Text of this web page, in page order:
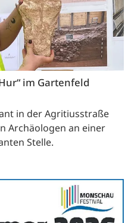
im Gartenfeld
in der Agritiusstraße
Archäologen an einer
Stelle.